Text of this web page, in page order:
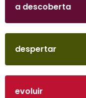
a descoberta
despertar
evoluir